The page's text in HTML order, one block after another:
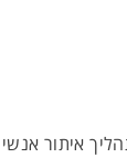
איתור